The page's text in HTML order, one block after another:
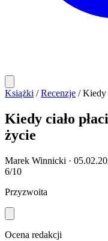
Książki / Recenzje / Kiedy
Kiedy ciało
życie
Marek Winnicki ·
6/10
Przyzwoita
Ocena redakcji